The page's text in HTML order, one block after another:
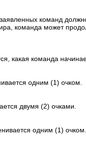
команд
команда может
какая команда
одним (1) очком.
двумя (2) очками.
одним (1) очком.